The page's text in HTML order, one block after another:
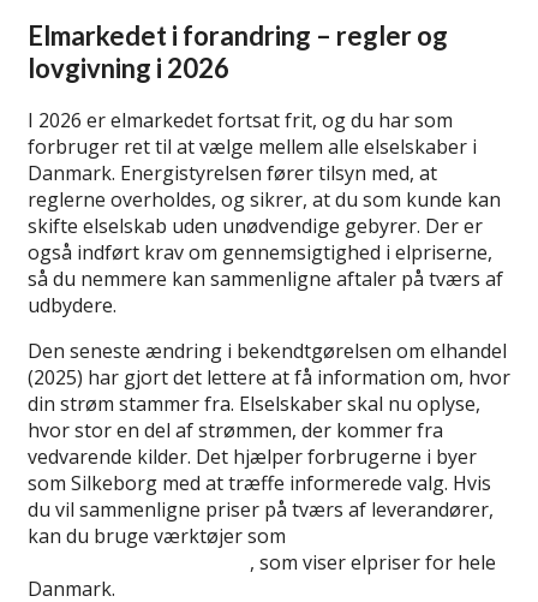
Elmarkedet i forandring – regler og
lovgivning i 2026
I 2026 er elmarkedet fortsat frit, og du har som
forbruger ret til at vælge mellem alle elselskaber i
Danmark. Energistyrelsen fører tilsyn med, at
reglerne overholdes, og sikrer, at du som kunde kan
skifte elselskab uden unødvendige gebyrer. Der er
også indført krav om gennemsigtighed i elpriserne,
så du nemmere kan sammenligne aftaler på tværs af
udbydere.
Den seneste ændring i bekendtgørelsen om elhandel
(2025) har gjort det lettere at få information om, hvor
din strøm stammer fra. Elselskaber skal nu oplyse,
hvor stor en del af strømmen, der kommer fra
vedvarende kilder. Det hjælper forbrugerne i byer
som Silkeborg med at træffe informerede valg. Hvis
du vil sammenligne priser på tværs af leverandører,
kan du bruge værktøjer som
, som viser elpriser for hele
Danmark.